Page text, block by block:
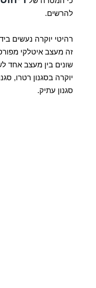
להרשים.
רהיטי יוקרה נעשים
זה מעצב איטלקי
שונים בין מעצב אחד
יוקרה בסגנון רטרו,
סגנון עתיק.